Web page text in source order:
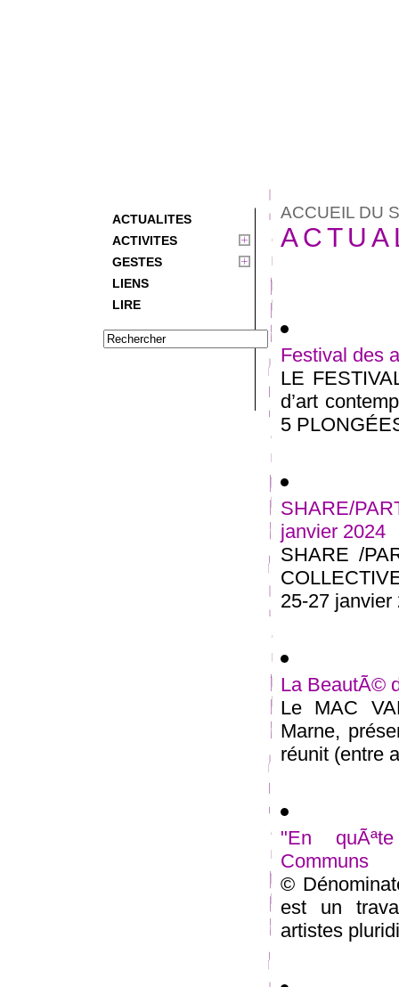
ACTUALITES
ACTIVITES
GESTES
LIENS
LIRE
ACCUEIL DU
Festival des
LE
d’art
5
SHARE/
janvier 2024
SHARE /
25-27 janvier
La BeautÃ©
Le MAC
Marne,
réunit (entre
"En
Communs
©
est un
artistes